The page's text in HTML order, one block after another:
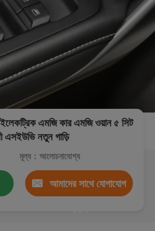
এমজি কার এমজি ওয়ান ৫ সিট
এসইউভি নতুন গাড়ি
মূল্য：আলোচনাযোগ্য
আমাদের সাথে যোগাযোগ